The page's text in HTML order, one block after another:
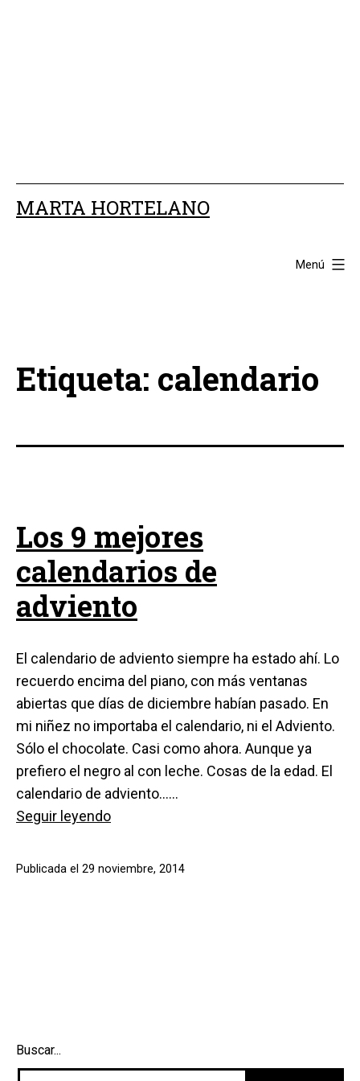
MARTA HORTELANO
Menú
Etiqueta: calendario
Los 9 mejores
calendarios de
adviento
El calendario de adviento siempre ha estado ahí. Lo
recuerdo encima del piano, con más ventanas
abiertas que días de diciembre habían pasado. En
mi niñez no importaba el calendario, ni el Adviento.
Sólo el chocolate. Casi como ahora. Aunque ya
prefiero el negro al con leche. Cosas de la edad. El
calendario de adviento……
Seguir leyendoLos
mejores
Publicada el 29 noviembre, 2014
Buscar...